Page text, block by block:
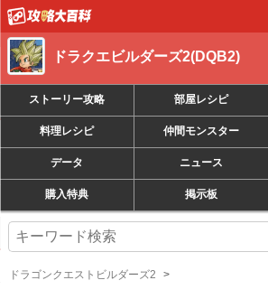
ドラクエビルダーズ2(DQB2)
ストーリー攻略 部屋レシピ
料理レシピ 仲間モンスター
データ ニュース
購入特典 掲示板
ドラゴンクエストビルダーズ2